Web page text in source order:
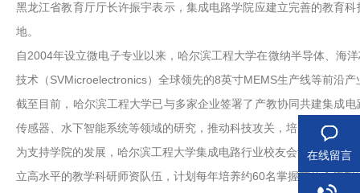
黑龙江省教育厅厅长许振宇表示，集成电路学院应建立完善的教育
地。
自2004年设立微电子专业以来，哈尔滨工程大学在微纳半导体、海
技术（SVMicroelectronics）全球领先的8英寸MEMS生产线等前沿
截至目前，哈尔滨工程大学已与多家企业签署了产教协同共建集成
传感器、水下智能系统等领域的研究，推动科技攻关，培养国家急需
为支持学院的发展，哈尔滨工程大学集成电路行业校友会设立了“哈
立高水平的教学科研师资队伍，计划每年培养约60名掌握芯片全流
在线留言